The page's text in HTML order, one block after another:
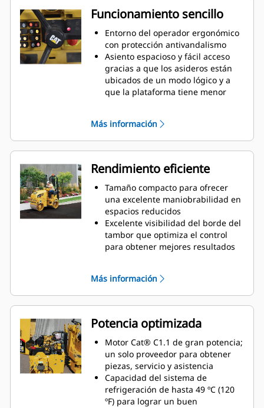
Funcionamiento sencillo
Entorno del operador ergonómico
con protección antivandalismo
Asiento espacioso y fácil acceso
gracias a que los asideros están
ubicados de un modo lógico y a
que la plataforma tiene menor
propulsión mecánica y de control
de velocidad
Más información
Rendimiento eficiente
Tamaño compacto para ofrecer
una excelente maniobrabilidad en
espacios reducidos
Excelente visibilidad del borde del
tambor que optimiza el control
para obtener mejores resultados
sector que ofrece unos resultados
excepcionales
Capacidad del depósito de agua
de 145 L (38 gal) líder en el sector
para reducir el número de
llenados durante el día
Elevación por un solo punto para
trabajos de creación de zanjas y
opciones de transporte
alternativas
Más información
Potencia optimizada
Motor Cat® C1.1 de gran potencia;
un solo proveedor para obtener
piezas, servicio y asistencia
Capacidad del sistema de
refrigeración de hasta 49 ºC (120
ºF) para lograr un buen